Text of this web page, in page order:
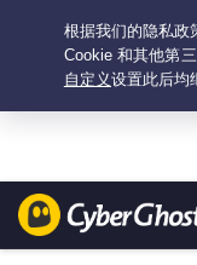
Your choice:The